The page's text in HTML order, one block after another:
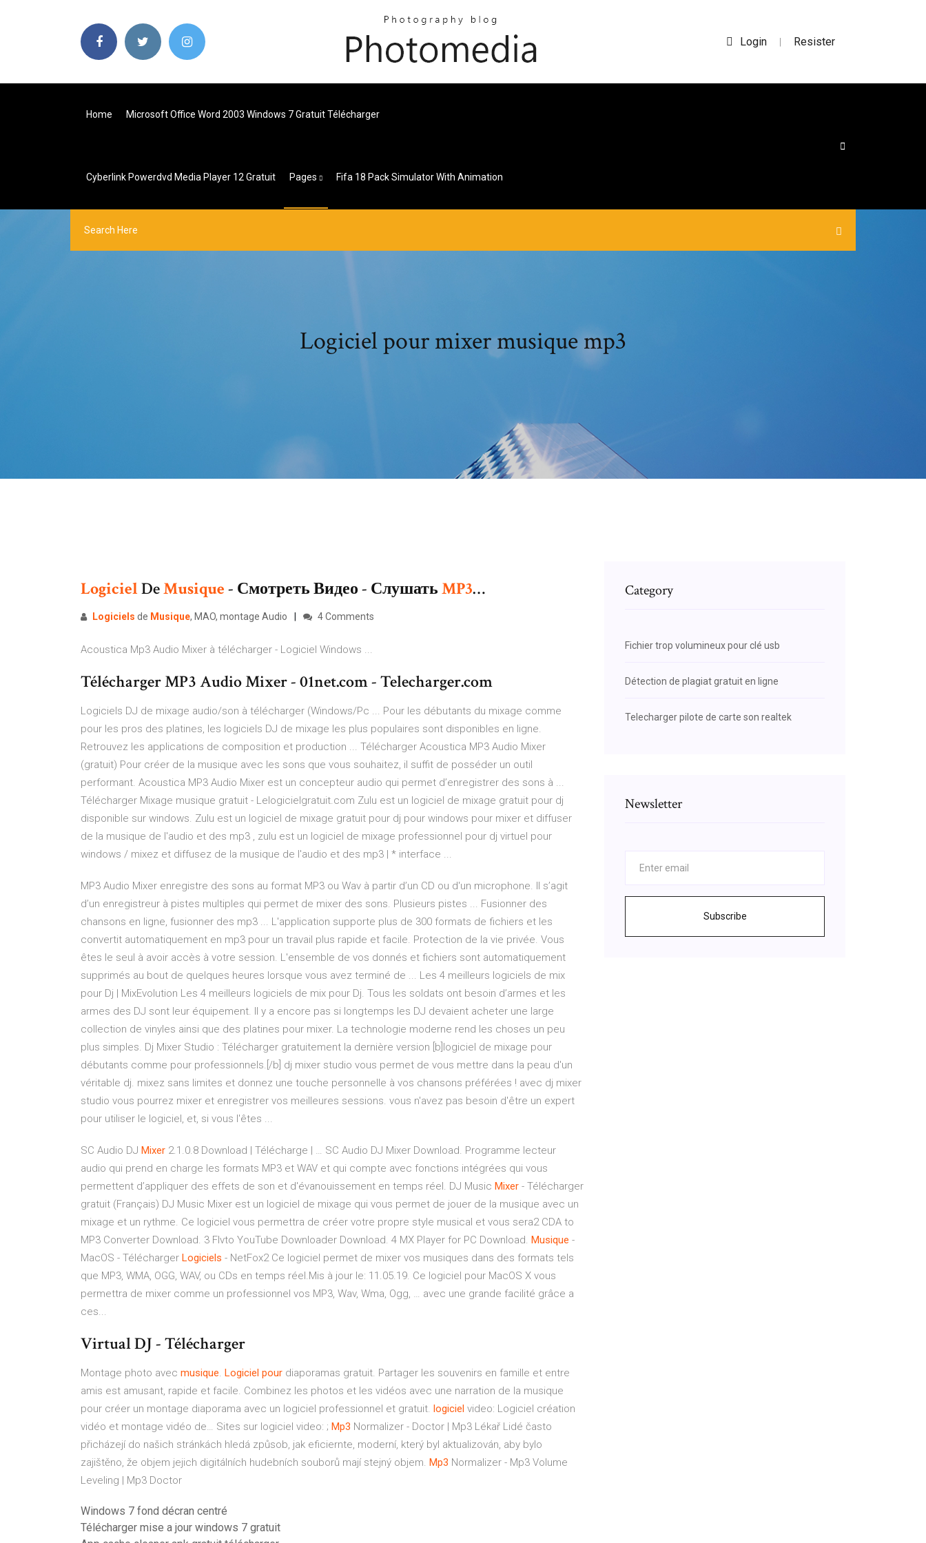
Login | Resister
Home Microsoft Office Word 2003 Windows 7 Gratuit Télécharger
Cyberlink Powerdvd Media Player 12 Gratuit Pages Fifa 18 Pack Simulator With Animation
Logiciel pour mixer musique mp3
LogicielDeMusique- Смотреть Видео - СлушатьMP3…
Logiciels de Musique, MAO, montage Audio 4 Comments
Acoustica Mp3 Audio Mixer à télécharger - Logiciel Windows ...
Télécharger MP3 Audio Mixer - 01net.com - Telecharger.com
Logiciels DJ de mixage audio/son à télécharger (Windows/Pc ... Pour les débutants du mixage comme
pour les pros des platines, les logiciels DJ de mixage les plus populaires sont disponibles en ligne.
Retrouvez les applications de composition et production ... Télécharger Acoustica MP3 Audio Mixer
(gratuit) Pour créer de la musique avec les sons que vous souhaitez, il suffit de posséder un outil
performant. Acoustica MP3 Audio Mixer est un concepteur audio qui permet d’enregistrer des sons à ...
Télécharger Mixage musique gratuit - Lelogicielgratuit.com Zulu est un logiciel de mixage gratuit pour dj
disponible sur windows. Zulu est un logiciel de mixage gratuit pour dj pour windows pour mixer et diffuser
de la musique de l'audio et des mp3 , zulu est un logiciel de mixage professionnel pour dj virtuel pour
windows / mixez et diffusez de la musique de l'audio et des mp3 | * interface ...
MP3 Audio Mixer enregistre des sons au format MP3 ou Wav à partir d’un CD ou d'un microphone. Il s’agit
d’un enregistreur à pistes multiples qui permet de mixer des sons. Plusieurs pistes ... Fusionner des
chansons en ligne, fusionner des mp3 ... L'application supporte plus de 300 formats de fichiers et les
convertit automatiquement en mp3 pour un travail plus rapide et facile. Protection de la vie privée. Vous
êtes le seul à avoir accès à votre session. L'ensemble de vos donnés et fichiers sont automatiquement
supprimés au bout de quelques heures lorsque vous avez terminé de ... Les 4 meilleurs logiciels de mix
pour Dj | MixEvolution Les 4 meilleurs logiciels de mix pour Dj. Tous les soldats ont besoin d’armes et les
armes des DJ sont leur équipement. Il y a encore pas si longtemps les DJ devaient acheter une large
collection de vinyles ainsi que des platines pour mixer. La technologie moderne rend les choses un peu
plus simples. Dj Mixer Studio : Télécharger gratuitement la dernière version [b]logiciel de mixage pour
débutants comme pour professionnels.[/b] dj mixer studio vous permet de vous mettre dans la peau d'un
véritable dj. mixez sans limites et donnez une touche personnelle à vos chansons préférées ! avec dj mixer
studio vous pourrez mixer et enregistrer vos meilleures sessions. vous n'avez pas besoin d'être un expert
pour utiliser le logiciel, et, si vous l'êtes ...
SC Audio DJ Mixer 2.1.0.8 Download | Télécharge | … SC Audio DJ Mixer Download. Programme lecteur
audio qui prend en charge les formats MP3 et WAV et qui compte avec fonctions intégrées qui vous
permettent d’appliquer des effets de son et d'évanouissement en temps réel. DJ Music Mixer - Télécharger
gratuit (Français) DJ Music Mixer est un logiciel de mixage qui vous permet de jouer de la musique avec un
mixage et un rythme. Ce logiciel vous permettra de créer votre propre style musical et vous sera2 CDA to
MP3 Converter Download. 3 Flvto YouTube Downloader Download. 4 MX Player for PC Download. Musique -
MacOS - Télécharger Logiciels - NetFox2 Ce logiciel permet de mixer vos musiques dans des formats tels
que MP3, WMA, OGG, WAV, ou CDs en temps réel.Mis à jour le: 11.05.19. Ce logiciel pour MacOS X vous
permettra de mixer comme un professionnel vos MP3, Wav, Wma, Ogg, … avec une grande facilité grâce a
ces...
Virtual DJ - Télécharger
Montage photo avec musique. Logiciel pour diaporamas gratuit. Partager les souvenirs en famille et entre
amis est amusant, rapide et facile. Combinez les photos et les vidéos avec une narration de la musique
pour créer un montage diaporama avec un logiciel professionnel et gratuit. logiciel video: Logiciel création
vidéo et montage vidéo de… Sites sur logiciel video: ; Mp3 Normalizer - Doctor | Mp3 Lékař Lidé často
přicházejí do našich stránkách hledá způsob, jak eficiernte, moderní, který byl aktualizován, aby bylo
zajištěno, že objem jejich digitálních hudebních souborů mají stejný objem. Mp3 Normalizer - Mp3 Volume
Leveling | Mp3 Doctor
Windows 7 fond décran centré
Télécharger mise a jour windows 7 gratuit
Category
Fichier trop volumineux pour clé usb
Détection de plagiat gratuit en ligne
Telecharger pilote de carte son realtek
Newsletter
Subscribe